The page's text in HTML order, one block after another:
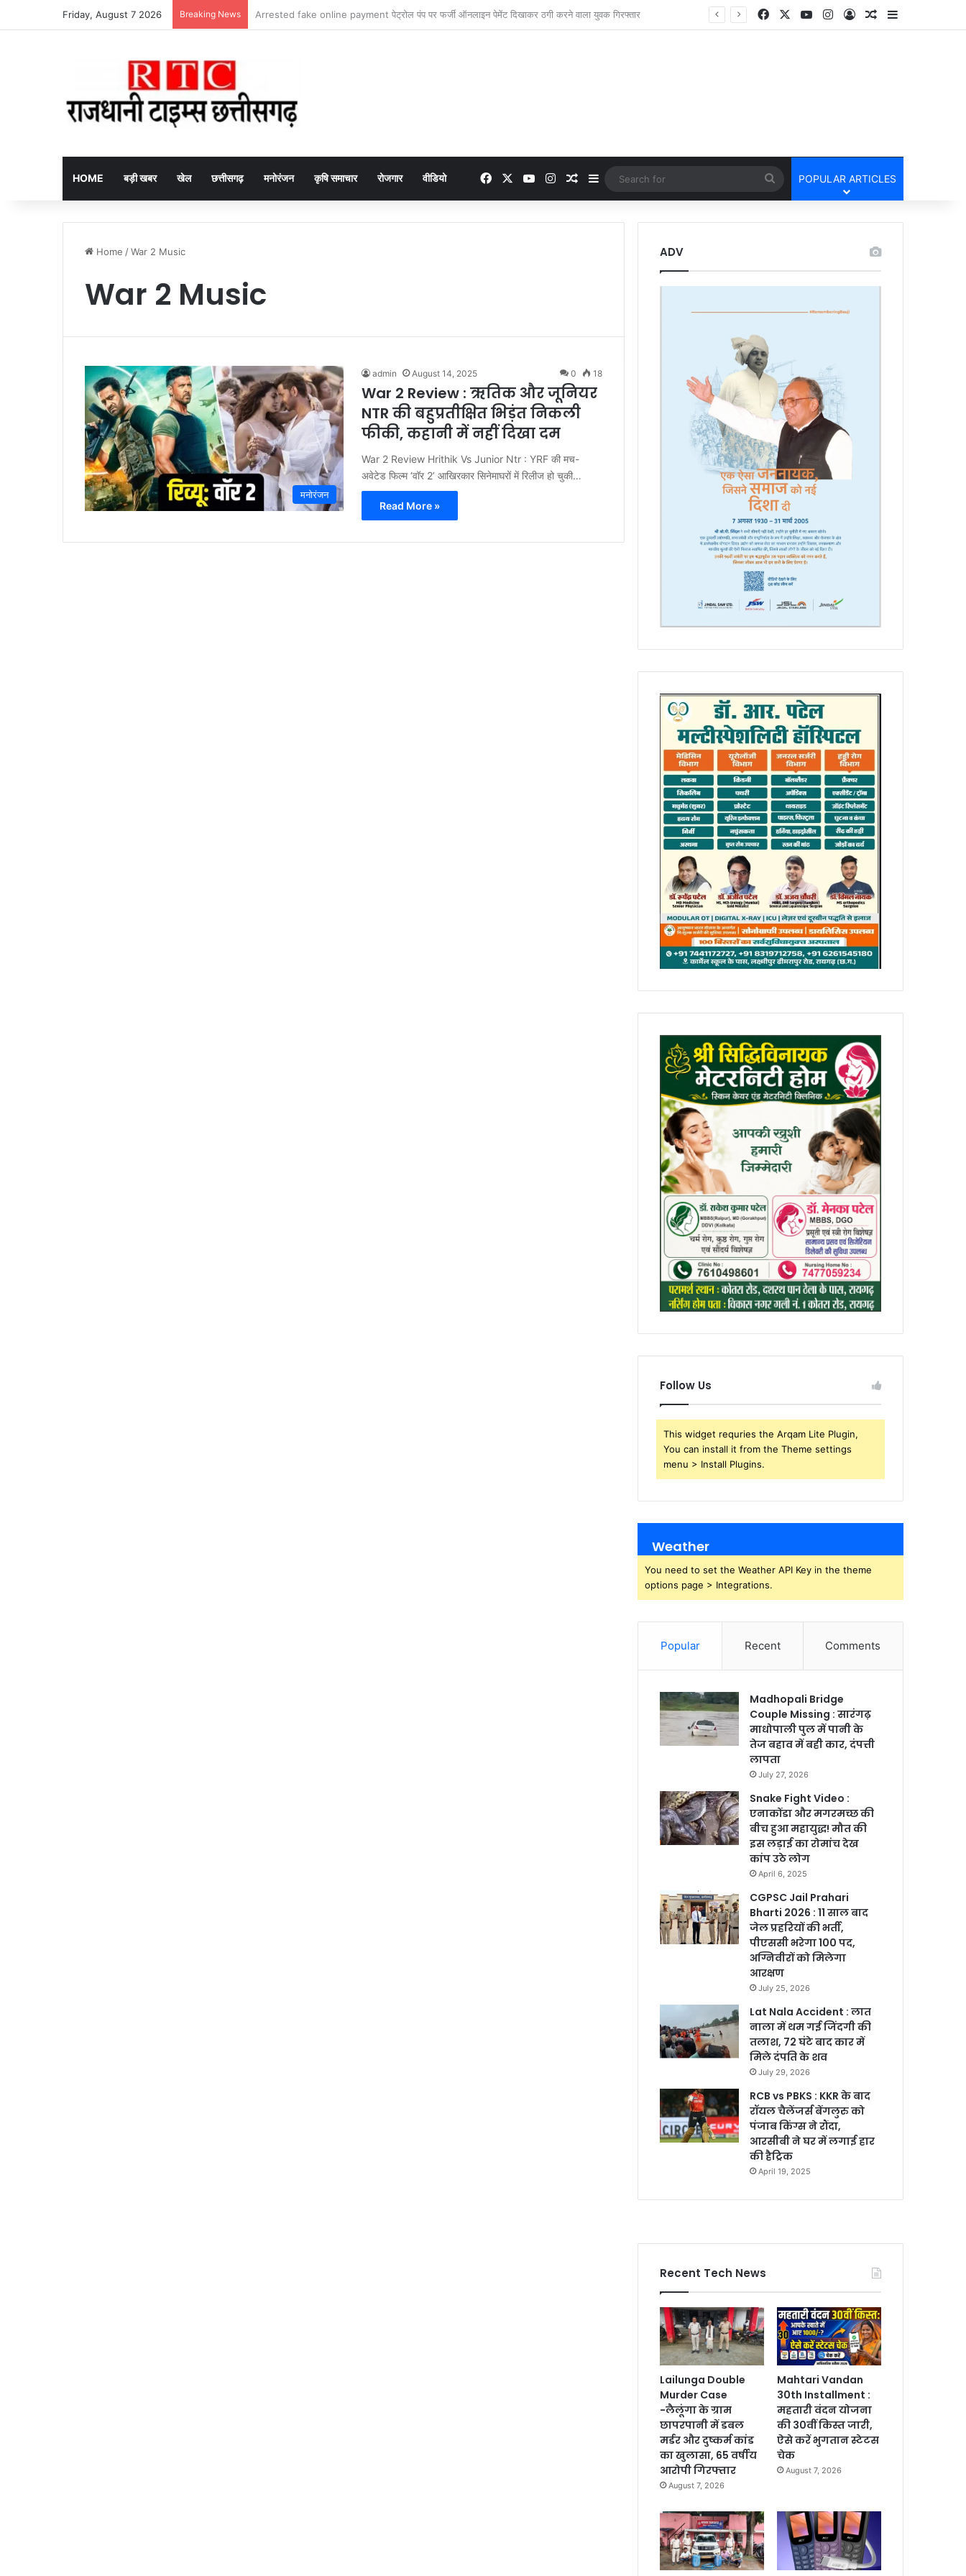
Friday, August 7 2026 Breaking News FacebookYouTubeInstagram
Log InRandom Article
Sidebar
HOME बड़ी खबर खेल छत्तीसगढ़ मनोरंजन कृषि समाचार रोजगार वीडियो FacebookYouTubeInstagramRandom Article
Sidebar
Search
for
POPULAR ARTICLES
Home /War 2 Music
War 2 Music
मनोरंजन
admin August 14, 2025 0 18
War 2 Review : ऋतिक और जूनियर
NTR की बहुप्रतीक्षित भिड़ंत निकली
फीकी, कहानी में नहीं दिखा दम
War 2 Review Hrithik Vs Junior Ntr : YRF की मच-
अवेटेड फिल्म ‘वॉर 2’ आखिरकार सिनेमाघरों में रिलीज हो चुकी…
Read More »
ADV
Follow Us
This widget requries the Arqam Lite Plugin,
You can install it from the Theme settings
menu > Install Plugins.
Weather
You need to set the Weather API Key in the theme
options page > Integrations.
Popular Recent Comments
Madhopali Bridge
Couple Missing : सारंगढ़
माधोपाली पुल में पानी के
तेज बहाव में बही कार, दंपत्ती
लापता
July 27, 2026
Snake Fight Video :
एनाकोंडा और मगरमच्छ की
बीच हुआ महायुद्ध! मौत की
इस लड़ाई का रोमांच देख
कांप उठे लोग
April 6, 2025
CGPSC Jail Prahari
Bharti 2026 : 11 साल बाद
जेल प्रहरियों की भर्ती,
पीएससी भरेगा 100 पद,
अग्निवीरों को मिलेगा
आरक्षण
July 25, 2026
Lat Nala Accident : लात
नाला में थम गई जिंदगी की
तलाश, 72 घंटे बाद कार में
मिले दंपति के शव
July 29, 2026
RCB vs PBKS : KKR के बाद
रॉयल चैलेंजर्स बेंगलुरु को
पंजाब किंग्स ने रौंदा,
आरसीबी ने घर में लगाई हार
की हैट्रिक
April 19, 2025
Recent Tech News
Lailunga Double
Murder Case
-लैलूंगा के ग्राम
छापरपानी में डबल
मर्डर और दुष्कर्म कांड
का खुलासा, 65 वर्षीय
आरोपी गिरफ्तार
August 7, 2026
Mahtari Vandan
30th Installment :
महतारी वंदन योजना
की 30वीं किस्त जारी,
ऐसे करें भुगतान स्टेटस
चेक
August 7, 2026